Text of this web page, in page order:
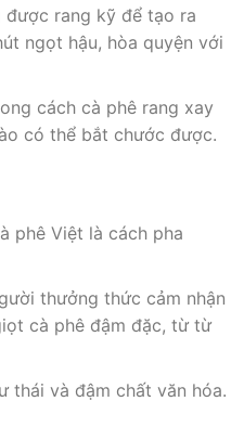
được rang kỹ để tạo ra
ngọt hậu, hòa quyện với
cách cà phê rang xay
có thể bắt chước được.
phê Việt là cách pha
thưởng thức cảm nhận
cà phê đậm đặc, từ từ
thái và đậm chất văn hóa.